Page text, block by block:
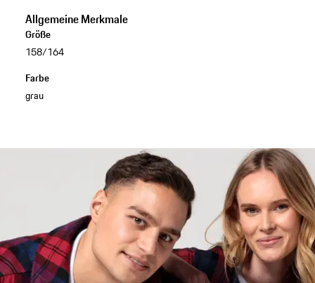
Allgemeine Merkmale
Größe
158/164
Farbe
grau